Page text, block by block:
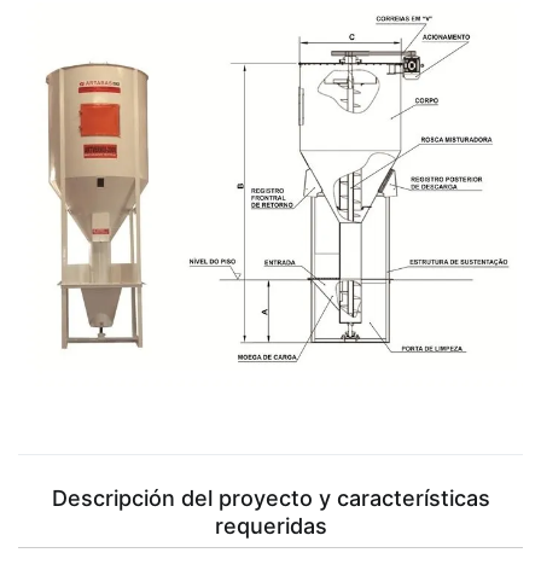
Descripción del proyecto y características
requeridas